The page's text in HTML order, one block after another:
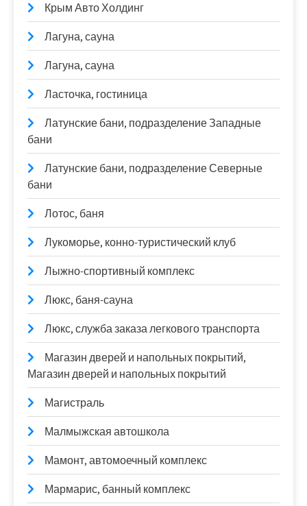
Крым Авто Холдинг
Лагуна, сауна
Лагуна, сауна
Ласточка, гостиница
Латунские бани, подразделение Западные
бани
Латунские бани, подразделение Северные
бани
Лотос, баня
Лукоморье, конно-туристический клуб
Лыжно-спортивный комплекс
Люкс, баня-сауна
Люкс, служба заказа легкового транспорта
Магазин дверей и напольных покрытий,
Магазин дверей и напольных покрытий
Магистраль
Малмыжская автошкола
Мамонт, автомоечный комплекс
Мармарис, банный комплекс